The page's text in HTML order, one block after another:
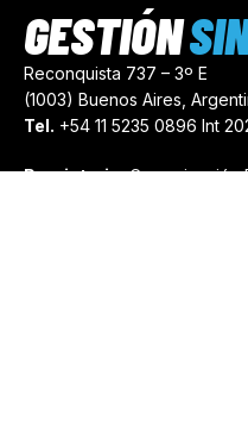
Reconquista 737 – 3º E
(1003) Buenos Aires,
Tel. +54 11 5235 0896 Int
Propietario:Comunicación
GESTIÓN